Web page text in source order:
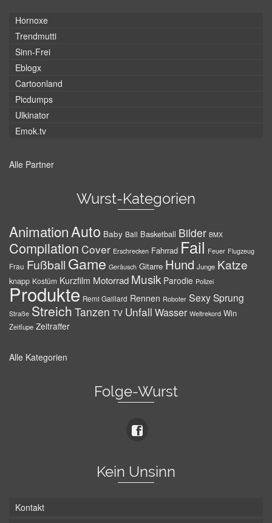
Hornoxe
Trendmutti
Sinn-Frei
Eblogx
Cartoonland
Picdumps
Ulkinator
Emok.tv
Alle Partner
Wurst-Kategorien
AnimationAuto Baby Ball Basketball Bilder BMX
Compilation Cover Erschrecken Fahrrad Fail Feuer Flugzeug
Frau Fußball Game Geräusch Gitarre Hund Junge Katze
knapp Kostüm Kurzfilm Motorrad Musik Parodie Polizei
Produkte Remi Gaillard Rennen Roboter SexySprung
Straße Streich Tanzen TV Unfall Wasser Weltrekord Win
Zeitlupe Zeitraffer
Alle Kategorien
Folge-Wurst
Kein Unsinn
Kontakt